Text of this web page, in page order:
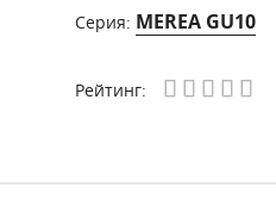
Серия: MEREA GU10
Рейтинг: